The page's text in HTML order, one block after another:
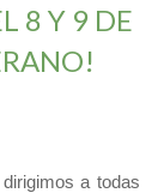
8 Y 9 DE
a todas